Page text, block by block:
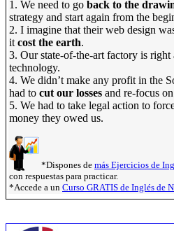
1. We need to go back to the
strategy and start again from the
2. I imagine that their web design
it cost the earth.
3. Our state-of-the-art factory is right
technology.
4. We didn’t make any profit in the
had to cut our losses and re-focus
5. We had to take legal action to
money they owed us.
*Dispones de más Ejercicios de
con respuestas para practicar.
*Accede a un Curso GRATIS de Inglés de